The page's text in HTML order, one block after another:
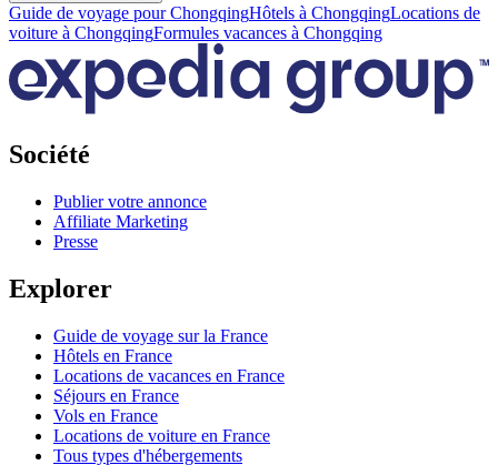
Guide de voyage pour ChongqingHôtels à ChongqingLocations de
voiture à ChongqingFormules vacances à Chongqing
Société
Publier votre annonce
Affiliate Marketing
Presse
Explorer
Guide de voyage sur la France
Hôtels en France
Locations de vacances en France
Séjours en France
Vols en France
Locations de voiture en France
Tous types d'hébergements